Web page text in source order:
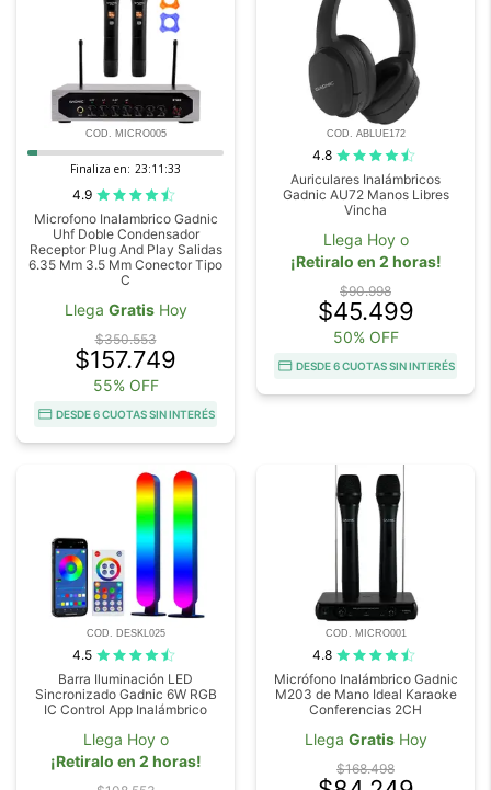
COD. MICRO005
Finaliza en: 23:11:32
4.9
Microfono Inalambrico Gadnic
Uhf Doble Condensador
Receptor Plug And Play Salidas
6.35 Mm 3.5 Mm Conector Tipo
C
Llega GratisHoy
$350.553
$157.749
55% OFF
DESDE 6 CUOTAS SIN INTERÉS
COD. ABLUE172
4.8
Auriculares Inalámbricos
Gadnic AU72 Manos Libres
Vincha
Llega Hoy o
¡Retiralo en 2 horas!
$90.998
$45.499
50% OFF
DESDE 6 CUOTAS SIN INTERÉS
COD. DESKL025
4.5
Barra Iluminación LED
Sincronizado Gadnic 6W RGB
IC Control App Inalámbrico
Llega Hoy o
¡Retiralo en 2 horas!
COD. MICRO001
4.8
Micrófono Inalámbrico Gadnic
M203 de Mano Ideal Karaoke
Conferencias 2CH
Llega GratisHoy
$168.498